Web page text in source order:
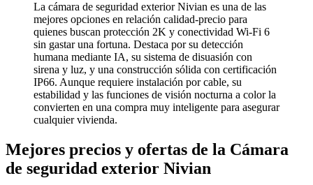
La cámara de seguridad exterior Nivian es una de las
mejores opciones en relación calidad-precio para
quienes buscan protección 2K y conectividad Wi-Fi 6
sin gastar una fortuna. Destaca por su detección
humana mediante IA, su sistema de disuasión con
sirena y luz, y una construcción sólida con certificación
IP66. Aunque requiere instalación por cable, su
estabilidad y las funciones de visión nocturna a color la
convierten en una compra muy inteligente para asegurar
cualquier vivienda.
Mejores precios y ofertas de la Cámara
de seguridad exterior Nivian